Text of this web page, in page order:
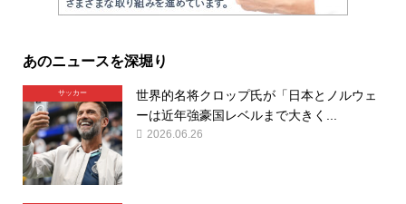
あのニュースを深堀り
サッカー
世界的名将クロップ氏が「日本とノルウェ
ーは近年強豪国レベルまで大きく...
2026.06.26